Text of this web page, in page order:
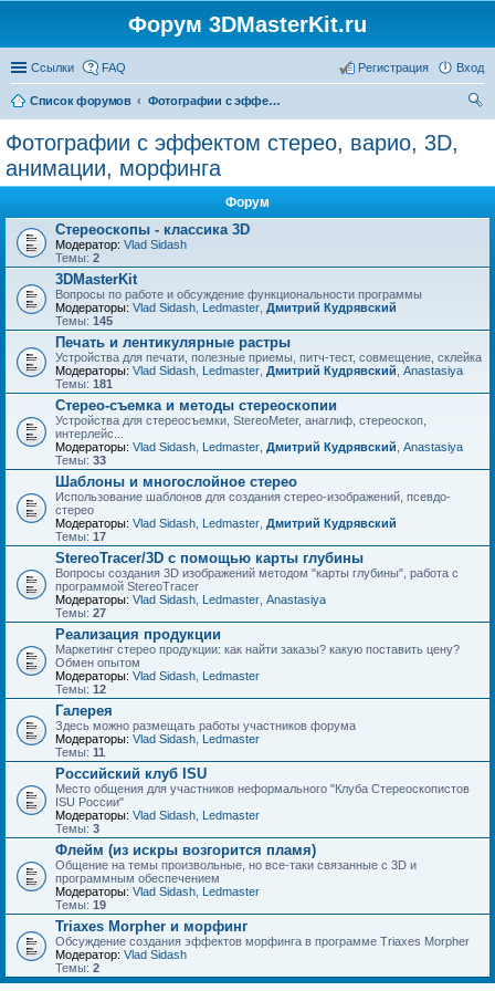
Форум 3DMasterKit.ru
Ссылки FAQ Вход
Регистрация
Список форумов
Фотографии с эффектом стерео, варио, 3D, анимации, морфинга
Фотографии с эффектом стерео, варио, 3D,
анимации, морфинга
Форум
Стереоскопы - классика 3D
Модератор: Vlad Sidash
Темы: 2
3DMasterKit
Вопросы по работе и обсуждение функциональности программы
Модераторы: Vlad Sidash Ledmaster Дмитрий Кудрявский
Темы: 145
Печать и лентикулярные растры
Устройства для печати, полезные приемы, питч-тест, совмещение, склейка
Модераторы: Vlad Sidash Ledmaster Дмитрий Кудрявский Anastasiya
Темы: 181
Стерео-съемка и методы стереоскопии
Устройства для стереосъемки, StereoMeter, анаглиф, стереоскоп,
интерлейс...
Модераторы: Vlad Sidash Ledmaster Дмитрий Кудрявский Anastasiya
Темы: 33
Шаблоны и многослойное стерео
Использование шаблонов для создания стерео-изображений, псевдо-
стерео
Модераторы: Vlad Sidash Ledmaster Дмитрий Кудрявский
Темы: 17
StereoTracer/3D с помощью карты глубины
Вопросы создания 3D изображений методом "карты глубины", работа с
программой StereoTracer
Модераторы: Vlad Sidash Ledmaster Anastasiya
Темы: 27
Реализация продукции
Маркетинг стерео продукции: как найти заказы? какую поставить цену?
Обмен опытом
Модераторы: Vlad Sidash Ledmaster
Темы: 12
Галерея
Здесь можно размещать работы участников форума
Модераторы: Vlad Sidash Ledmaster
Темы: 11
Российский клуб ISU
Место общения для участников неформального "Клуба Стереоскопистов
ISU России"
Модераторы: Vlad Sidash Ledmaster
Темы: 3
Флейм (из искры возгорится пламя)
Общение на темы произвольные, но все-таки связанные с 3D и
программным обеспечением
Модераторы: Vlad Sidash Ledmaster
Темы: 19
Triaxes Morpher и морфинг
Обсуждение создания эффектов морфинга в программе Triaxes Morpher
Модератор: Vlad Sidash
Темы: 2